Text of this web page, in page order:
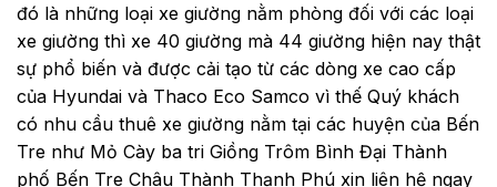
đó là những loại xe giường nằm phòng đối với các loại
xe giường thì xe 40 giường mà 44 giường hiện nay thật
sự phổ biến và được cải tạo từ các dòng xe cao cấp
của Hyundai và Thaco Eco Samco vì thế Quý khách
có nhu cầu thuê xe giường nằm tại các huyện của Bến
Tre như Mỏ Cày ba tri Giồng Trôm Bình Đại Thành
phố Bến Tre Châu Thành Thạnh Phú xin liên hệ ngay